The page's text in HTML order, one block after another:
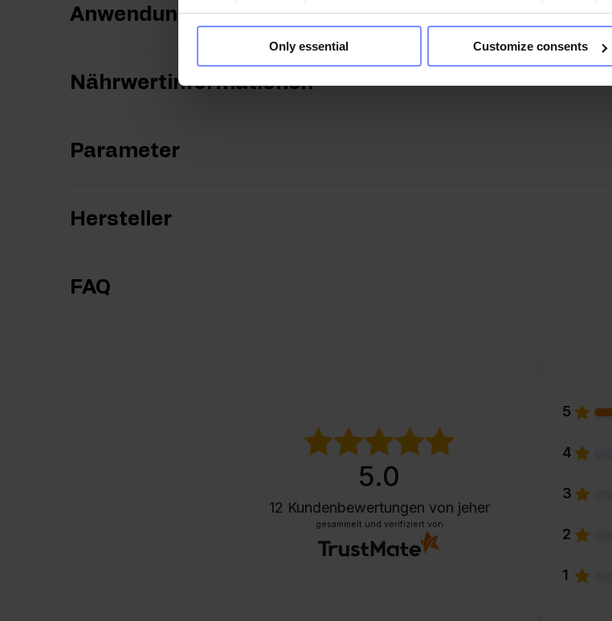
you use their services. Do you agree?
Only essential Customize consents
Anwendungsweise
Nährwertinformationen
Parameter
Hersteller
FAQ
5.0
12 Kundenbewertungen von jeher
gesammelt und verifiziert von
5
4
3
2
1